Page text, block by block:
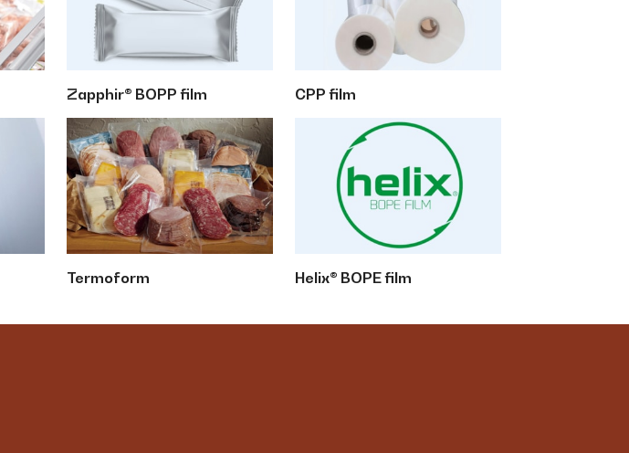
Zapphir® BOPP film CPP film
Termoform Helix® BOPE film